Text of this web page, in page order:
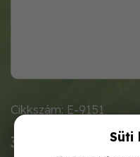
Cikkszám: E-9151
3 000 Ft Süti